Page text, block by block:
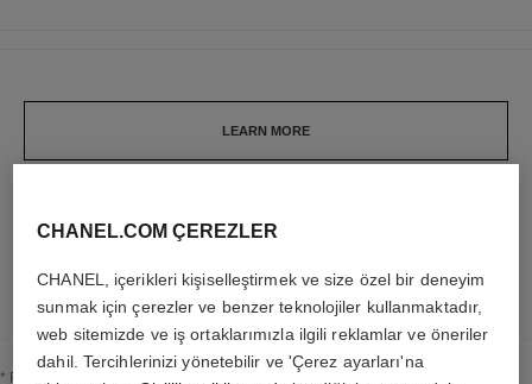
LEARN MORE
* Proportion of natural ingredients and derivatives calculated according to ISO
CHANEL.COM ÇEREZLER
CHANEL, içerikleri kişiselleştirmek ve size özel bir deneyim
sunmak için çerezler ve benzer teknolojiler kullanmaktadır,
web sitemizde ve iş ortaklarımızla ilgili reklamlar ve öneriler
dahil. Tercihlerinizi yönetebilir ve 'Çerez ayarları'na